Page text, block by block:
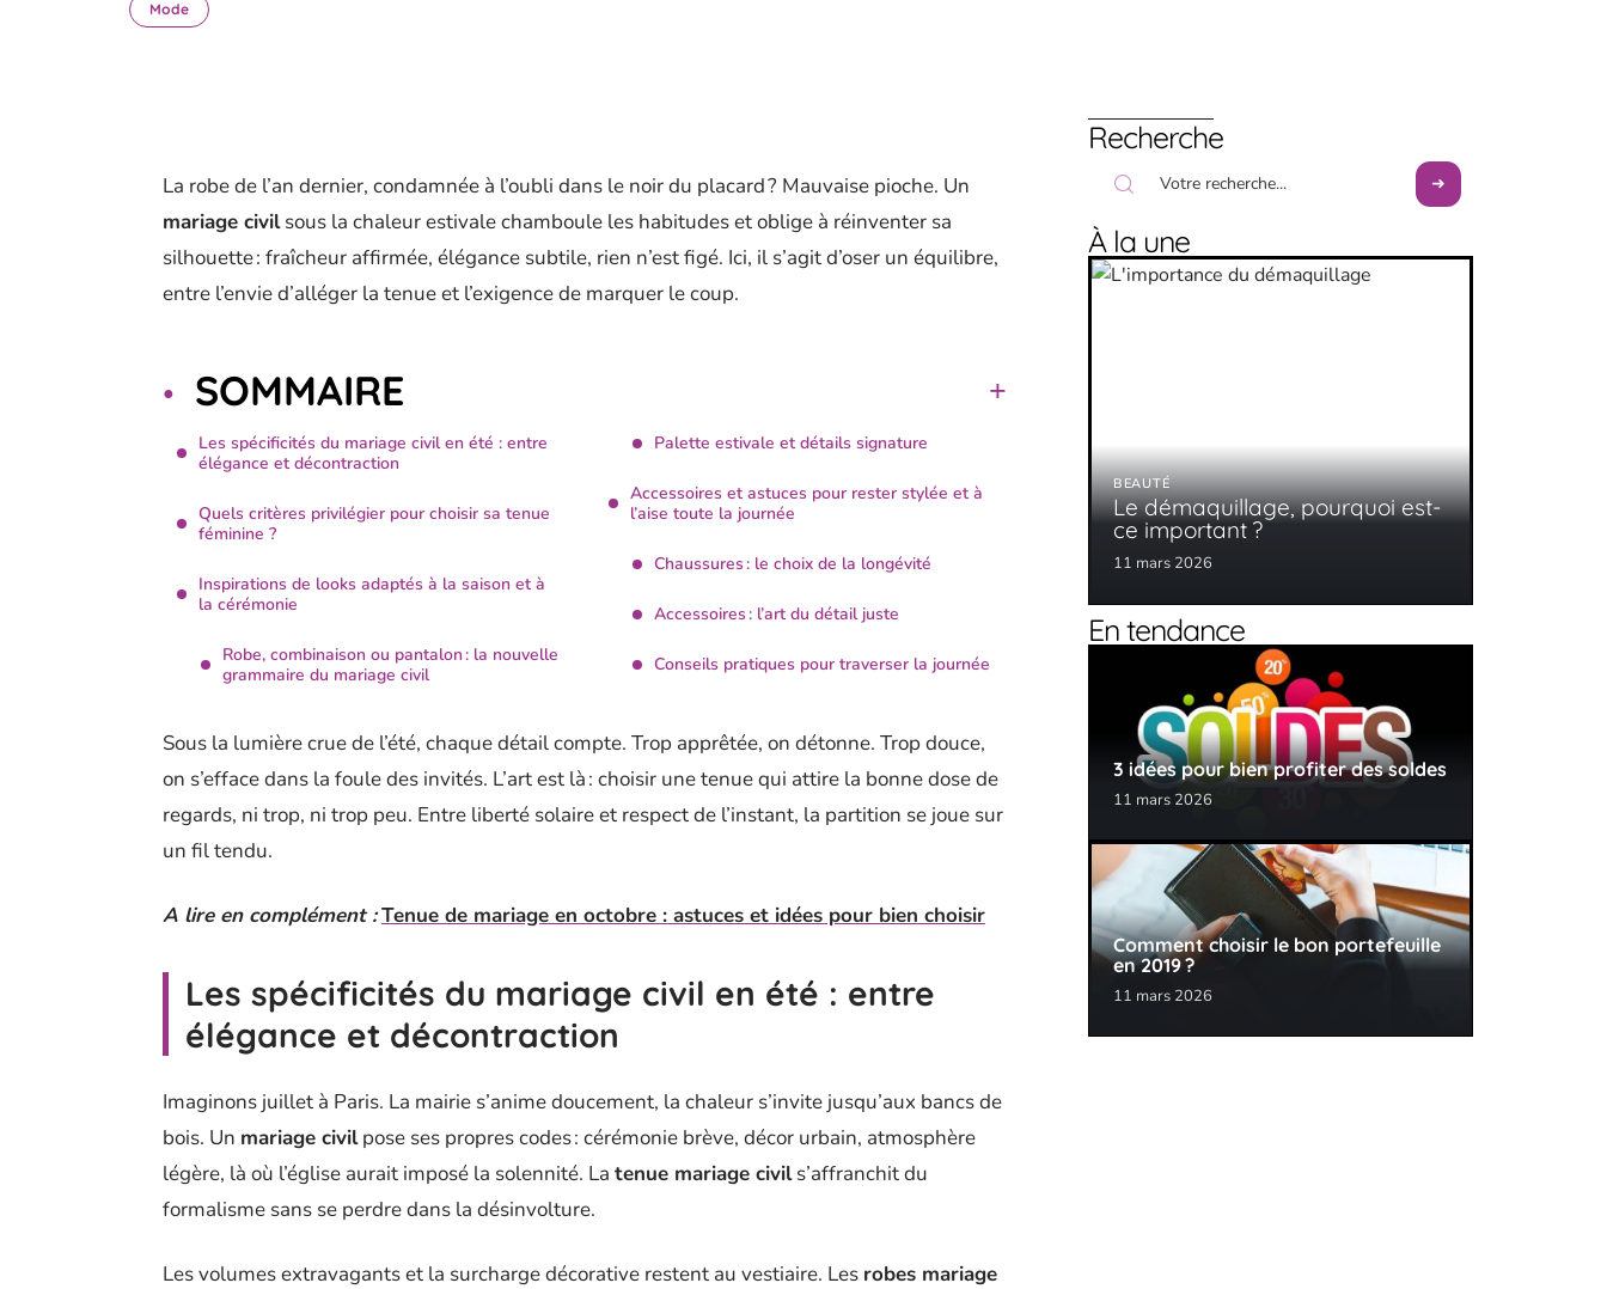
Mode
La robe de l’an dernier, condamnée à l’oubli dans le noir du placard ? Mauvaise pioche. Un
mariage civilsous la chaleur estivale chamboule les habitudes et oblige à réinventer sa
silhouette : fraîcheur affirmée, élégance subtile, rien n’est figé. Ici, il s’agit d’oser un équilibre,
entre l’envie d’alléger la tenue et l’exigence de marquer le coup.
SOMMAIRE
Les spécificités du mariage civil en été : entre
élégance et décontraction
Quels critères privilégier pour choisir sa tenue
féminine ?
Inspirations de looks adaptés à la saison et à
la cérémonie
Robe, combinaison ou pantalon : la nouvelle
grammaire du mariage civil
Palette estivale et détails signature
Accessoires et astuces pour rester stylée et à
l’aise toute la journée
Chaussures : le choix de la longévité
Accessoires : l’art du détail juste
Conseils pratiques pour traverser la journée
Sous la lumière crue de l’été, chaque détail compte. Trop apprêtée, on détonne. Trop douce,
on s’efface dans la foule des invités. L’art est là : choisir une tenue qui attire la bonne dose de
regards, ni trop, ni trop peu. Entre liberté solaire et respect de l’instant, la partition se joue sur
un fil tendu.
A lire en complément :Tenue de mariage en octobre : astuces et idées pour bien choisir
Les spécificités du mariage civil en été : entre
élégance et décontraction
Imaginons juillet à Paris. La mairie s’anime doucement, la chaleur s’invite jusqu’aux bancs de
bois. Un mariage civilpose ses propres codes : cérémonie brève, décor urbain, atmosphère
légère, là où l’église aurait imposé la solennité. La tenue mariage civils’affranchit du
formalisme sans se perdre dans la désinvolture.
Les volumes extravagants et la surcharge décorative restent au vestiaire. Les robes mariage
Recherche
À la une
BEAUTÉ
Le démaquillage, pourquoi est-
ce important ?
11 mars 2026
En tendance
3 idées pour bien profiter des soldes
11 mars 2026
Comment choisir le bon portefeuille
en 2019 ?
11 mars 2026